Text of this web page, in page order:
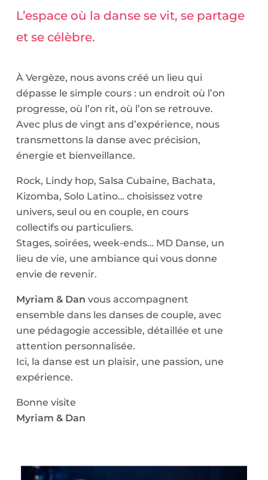
L’espace où la danse se vit, se partage
et se célèbre.
À Vergèze, nous avons créé un lieu qui
dépasse le simple cours : un endroit où l’on
progresse, où l’on rit, où l’on se retrouve.
Avec plus de vingt ans d’expérience, nous
transmettons la danse avec précision,
énergie et bienveillance.
Rock, Lindy hop, Salsa Cubaine, Bachata,
Kizomba, Solo Latino… choisissez votre
univers, seul ou en couple, en cours
collectifs ou particuliers.
Stages, soirées, week-ends… MD Danse, un
lieu de vie, une ambiance qui vous donne
envie de revenir.
Myriam & Dan vous accompagnent
ensemble dans les danses de couple, avec
une pédagogie accessible, détaillée et une
attention personnalisée.
Ici, la danse est un plaisir, une passion, une
expérience.
Bonne visite
Myriam & Dan